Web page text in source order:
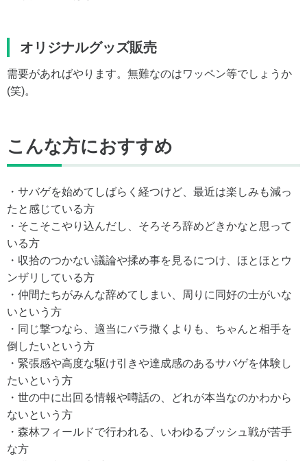
オリジナルグッズ販売
需要があればやります。無難なのはワッペン等でしょうか
(笑)。
こんな方におすすめ
・サバゲを始めてしばらく経つけど、最近は楽しみも減っ
たと感じている方
・そこそこやり込んだし、そろそろ辞めどきかなと思って
いる方
・収拾のつかない議論や揉め事を見るにつけ、ほとほとウ
ンザリしている方
・仲間たちがみんな辞めてしまい、周りに同好の士がいな
いという方
・同じ撃つなら、適当にバラ撒くよりも、ちゃんと相手を
倒したいという方
・緊張感や高度な駆け引きや達成感のあるサバゲを体験し
たいという方
・世の中に出回る情報や噂話の、どれが本当なのかわから
ないという方
・森林フィールドで行われる、いわゆるブッシュ戦が苦手
な方